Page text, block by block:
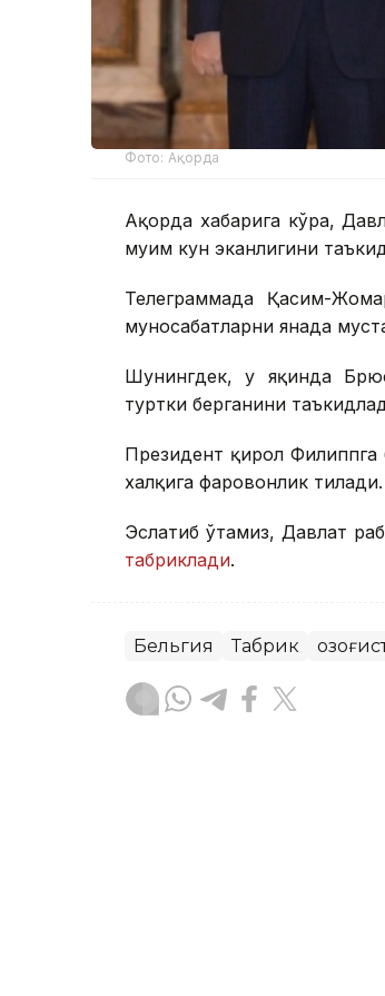
Фото: Ақорда
Ақорда хабарига кўра,
муҳим кун эканлигини
Телеграммада Қасим-
муносабатларни янада
Шунингдек, у яқинда
туртки берганини
Президент қирол Филиппга
халқига фаровонлик тилади.
Эслатиб ўтамиз, Давлат
табриклади.
Бельгия Табрик